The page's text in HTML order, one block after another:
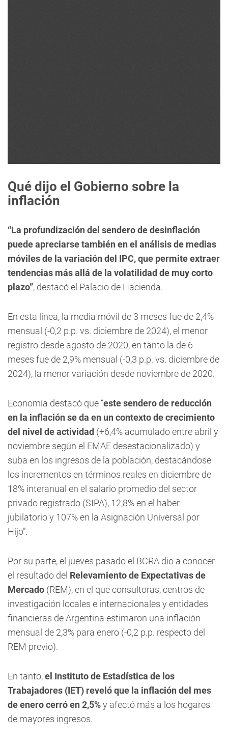
Qué dijo el Gobierno sobre la
inflación
“La profundización del sendero de desinflación
puede apreciarse también en el análisis de medias
móviles de la variación del IPC, que permite extraer
tendencias más allá de la volatilidad de muy corto
plazo”, destacó el Palacio de Hacienda.
En esta línea, la media móvil de 3 meses fue de 2,4%
mensual (-0,2 p.p. vs. diciembre de 2024), el menor
registro desde agosto de 2020, en tanto la de 6
meses fue de 2,9% mensual (-0,3 p.p. vs. diciembre de
2024), la menor variación desde noviembre de 2020.
Economía destacó que “este sendero de reducción
en la inflación se da en un contexto de crecimiento
del nivel de actividad (+6,4% acumulado entre abril y
noviembre según el EMAE desestacionalizado) y
suba en los ingresos de la población, destacándose
los incrementos en términos reales en diciembre de
18% interanual en el salario promedio del sector
privado registrado (SIPA), 12,8% en el haber
jubilatorio y 107% en la Asignación Universal por
Hijo”.
Por su parte, el jueves pasado el BCRA dio a conocer
el resultado del Relevamiento de Expectativas de
Mercado (REM), en el que consultoras, centros de
investigación locales e internacionales y entidades
financieras de Argentina estimaron una inflación
mensual de 2,3% para enero (-0,2 p.p. respecto del
REM previo).
En tanto,el Instituto de Estadística de los
Trabajadores (IET) reveló que la inflación del mes
de enero cerró en 2,5%y afectó más a los hogares
de mayores ingresos.